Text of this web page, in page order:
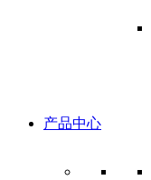
产品中心